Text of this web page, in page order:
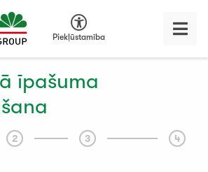
Piekļūstamība
īpašuma
2 3 4